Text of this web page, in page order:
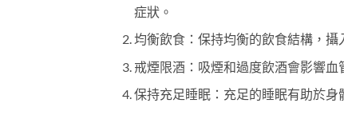
症狀。
均衡飲食：保持均衡的飲食結構，
戒煙限酒：吸煙和過度飲酒會影響
保持充足睡眠：充足的睡眠有助於身